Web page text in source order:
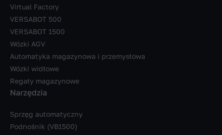
Virtual Factory
VERSABOT 500
VERSABOT 1500
Wózki AGV
Automatyka magazynowa i przemysłowa
Wózki widłowe
Regały magazynowe
Narzędzia
Sprzęg automatyczny
Podnośnik (VB1500)